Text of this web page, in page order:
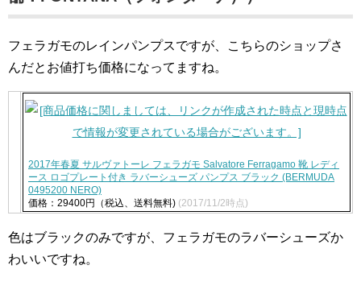
フェラガモのレインパンプスですが、こちらのショップさ
んだとお値打ち価格になってますね。
2017年春夏 サルヴァトーレ フェラガモ Salvatore Ferragamo 靴 レディ
ース ロゴプレート付き ラバーシューズ パンプス ブラック (BERMUDA
0495200 NERO)
価格：29400円（税込、送料無料) (2017/11/2時点)
色はブラックのみですが、フェラガモのラバーシューズか
わいいですね。